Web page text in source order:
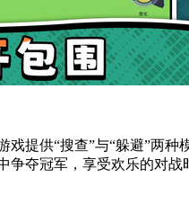
提供“搜查”与“躲避”两
争夺冠军，享受欢乐的对战